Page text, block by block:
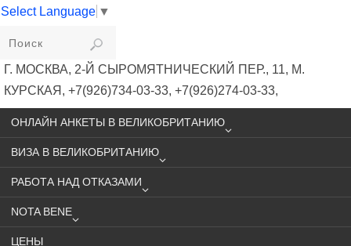
Select Language ▼
VIKIVISA
Г. МОСКВА, 2-Й СЫРОМЯТНИЧЕСКИЙ ПЕР., 11, М.
КУРСКАЯ, +7(926)734-03-33, +7(926)274-03-33,
VISA@VIKIVISA.RU
ОНЛАЙН АНКЕТЫ В ВЕЛИКОБРИТАНИЮ
ВИЗА В ВЕЛИКОБРИТАНИЮ
РАБОТА НАД ОТКАЗАМИ
NOTA BENE
ЦЕНЫ